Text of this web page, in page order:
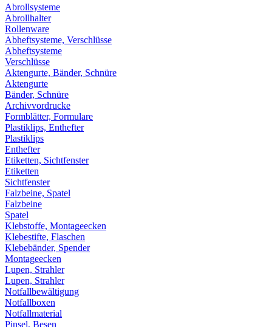
Abrollsysteme
Abrollhalter
Rollenware
Abheftsysteme, Verschlüsse
Abheftsysteme
Verschlüsse
Aktengurte, Bänder, Schnüre
Aktengurte
Bänder, Schnüre
Archivvordrucke
Formblätter, Formulare
Plastiklips, Enthefter
Plastiklips
Enthefter
Etiketten, Sichtfenster
Etiketten
Sichtfenster
Falzbeine, Spatel
Falzbeine
Spatel
Klebstoffe, Montageecken
Klebestifte, Flaschen
Klebebänder, Spender
Montageecken
Lupen, Strahler
Lupen, Strahler
Notfallbewältigung
Notfallboxen
Notfallmaterial
Pinsel, Besen